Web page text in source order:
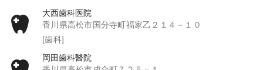
大西歯科医院
香川県高松市国分寺町福家乙２１４－１０
[歯科]
岡田歯科醫院